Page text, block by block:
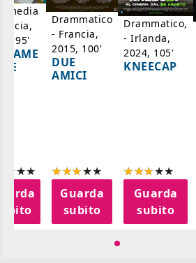
95'
Drammatico
- Francia,
2015, 100'
DUE
AMICI
Guarda
subito
Drammatico,
- Irlanda,
2024, 105'
KNEECAP
Guarda
subito